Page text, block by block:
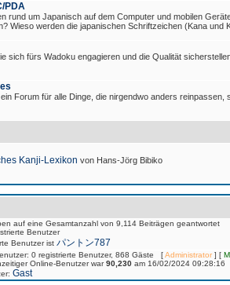
PDA
rund um Japanisch auf dem Computer und mobilen
Wieso werden die japanischen Schriftzeichen (Kana und
sich fürs Wadoku engagieren und die Qualität
Forum für alle Dinge, die nirgendwo anders reinpassen,
Kanji-Lexikon von Hans-Jörg Bibiko
auf eine Gesamtanzahl von 9,114 Beiträgen geantwortet
Benutzer
Benutzer ist パントン787
0 registrierte Benutzer, 868 Gäste [Administrator] [
Online-Benutzer war90,230 am 16/02/2024 09:28:16
Gast